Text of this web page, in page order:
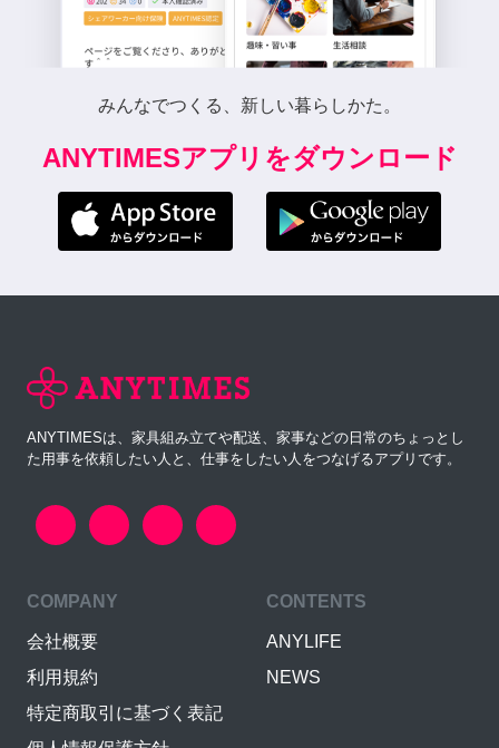
みんなでつくる、新しい暮らしかた。
ANYTIMESアプリをダウンロード
ANYTIMESは、家具組み立てや配送、家事などの日常のちょっとし
た用事を依頼したい人と、仕事をしたい人をつなげるアプリです。
COMPANY
会社概要
利用規約
特定商取引に基づく表記
CONTENTS
ANYLIFE
NEWS